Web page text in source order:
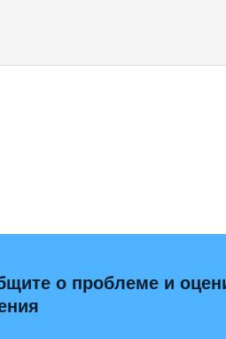
о проблеме и